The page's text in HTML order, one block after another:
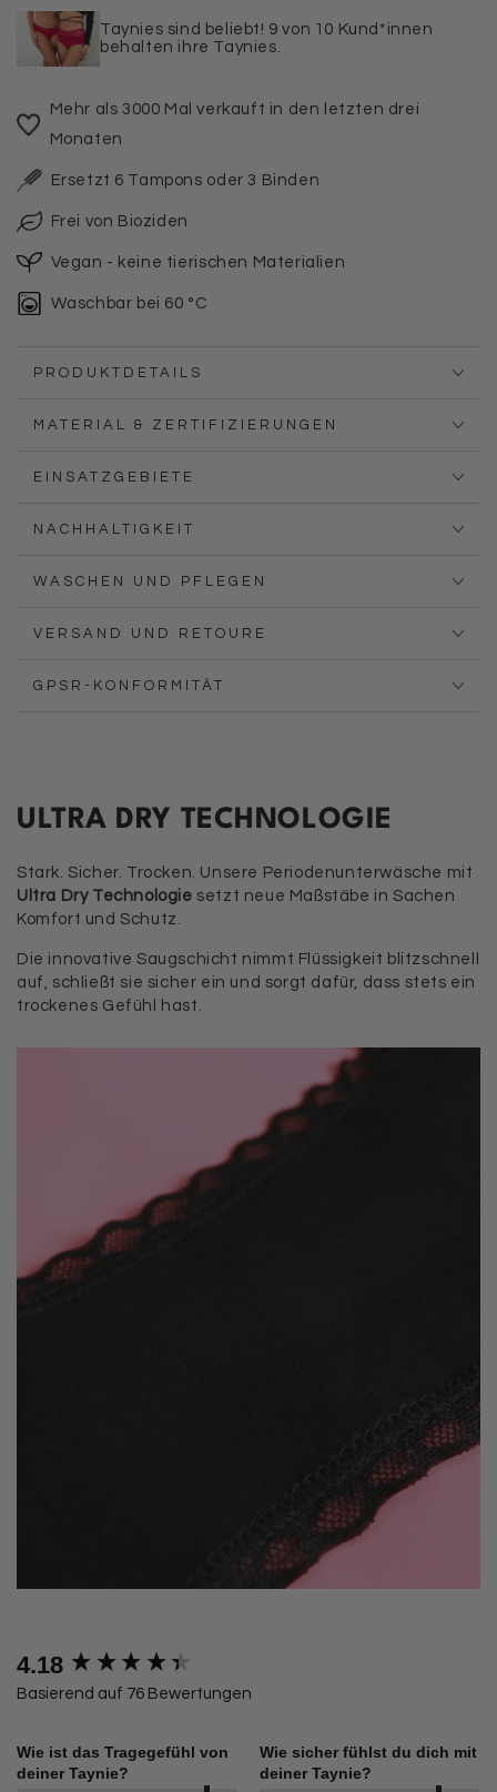
Taynies sind beliebt! 9 von 10 Kund*innen
behalten ihre Taynies.
Mehr als 3000 Mal verkauft in den letzten drei
Monaten
Ersetzt 6 Tampons oder 3 Binden
Frei von Bioziden
Vegan - keine tierischen Materialien
Waschbar bei 60 °C
PRODUKTDETAILS
MATERIAL & ZERTIFIZIERUNGEN
EINSATZGEBIETE
NACHHALTIGKEIT
WASCHEN UND PFLEGEN
VERSAND UND RETOURE
GPSR-KONFORMITÄT
ULTRA DRY TECHNOLOGIE
Stark. Sicher. Trocken. Unsere Periodenunterwäsche mit
Ultra Dry Technologie setzt neue Maßstäbe in Sachen
Komfort und Schutz.
Die innovative Saugschicht nimmt Flüssigkeit blitzschnell
auf, schließt sie sicher ein und sorgt dafür, dass stets ein
trockenes Gefühl hast.
4.18
Basierend auf 76 Bewertungen
Wie ist das Tragegefühl von
deiner Taynie?
Wie sicher fühlst du dich mit
deiner Taynie?
New content loaded